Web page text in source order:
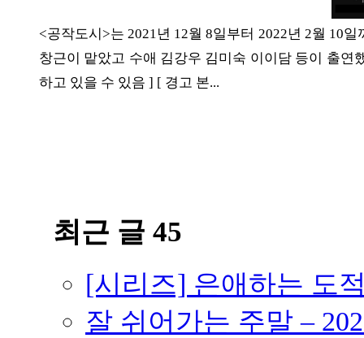
<공작도시>는 2021년 12월 8일부터 2022년 2월 10
창근이 맡았고 수애 김강우 김미숙 이이담 등이 출
하고 있을 수 있음 ] [ 경고 본...
최근 글 45
[시리즈] 은애하는 도
잘 쉬어가는 주말 –